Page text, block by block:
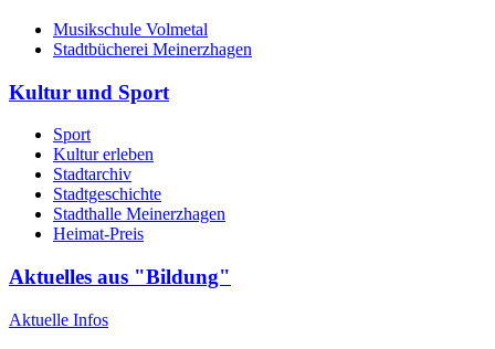
Musikschule Volmetal
Stadtbücherei Meinerzhagen
Kultur und Sport
Sport
Kultur erleben
Stadtarchiv
Stadtgeschichte
Stadthalle Meinerzhagen
Heimat-Preis
Aktuelles aus "Bildung"
Aktuelle Infos